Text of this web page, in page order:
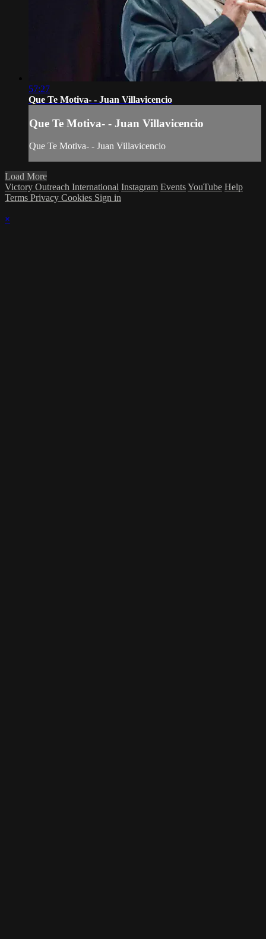
57:27
Que Te Motiva- - Juan Villavicencio
Que Te Motiva- - Juan Villavicencio
Que Te Motiva- - Juan Villavicencio
Load More
Victory Outreach International Instagram EventsYouTube Help
Terms Privacy Cookies Sign in
×